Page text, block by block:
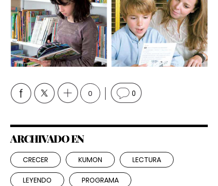
0 0
ARCHIVADO EN
CRECER KUMON LECTURA
LEYENDO PROGRAMA